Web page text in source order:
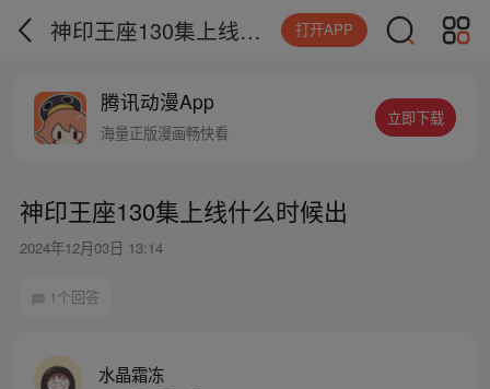
神印王座130集上线什么时候出 打开APP
腾讯动漫App
海量正版漫画畅快看
立即下载
神印王座130集上线什么时候出
2024年12月03日 13:14
1个回答
水晶霜冻